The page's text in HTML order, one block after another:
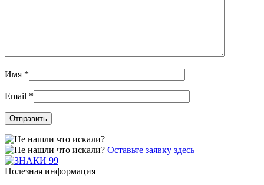
Имя *
Email *
Оставьте заявку здесь
Полезная информация